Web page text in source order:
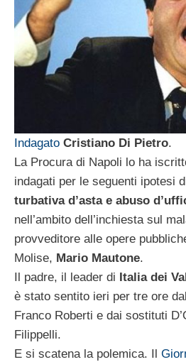
Indagato Cristiano Di Pietro.
La Procura di Napoli lo ha
indagati per le seguenti ipotesi
turbativa d’asta e abuso
nell’ambito dell’inchiesta sul
provveditore alle opere
Molise, Mario Mautone.
Il padre, il leader di Italia dei
è stato sentito ieri per tre ore
Franco Roberti e dai sostituti
Filippelli.
E si scatena la polemica. Il